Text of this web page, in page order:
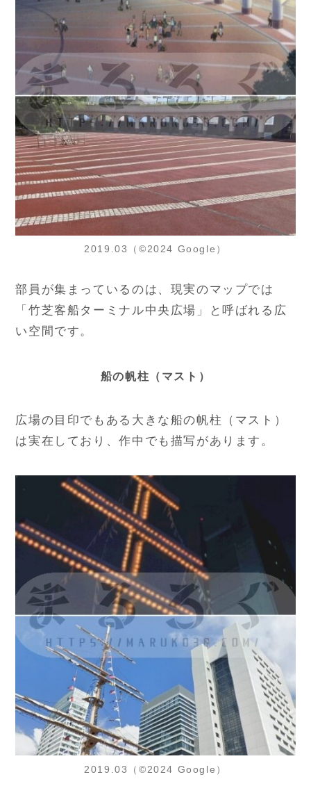
2019.03（©2024 Google）
部員が集まっているのは、現実のマップでは
「竹芝客船ターミナル中央広場」と呼ばれる広
い空間です。
船の帆柱（マスト）
広場の目印でもある大きな船の帆柱（マスト）
は実在しており、作中でも描写があります。
2019.03（©2024 Google）